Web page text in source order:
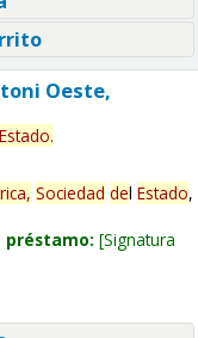
Oeste,
Estado.
Sociedad del Estado,
préstamo: Signatura